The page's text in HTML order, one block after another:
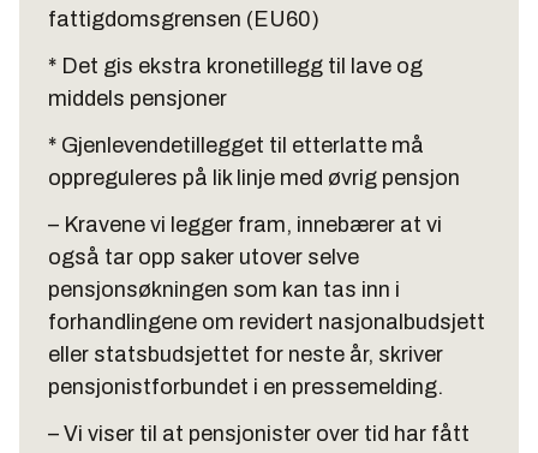
fattigdomsgrensen (EU60)
* Det gis ekstra kronetillegg til lave og
middels pensjoner
* Gjenlevendetillegget til etterlatte må
oppreguleres på lik linje med øvrig pensjon
– Kravene vi legger fram, innebærer at vi
også tar opp saker utover selve
pensjonsøkningen som kan tas inn i
forhandlingene om revidert nasjonalbudsjett
eller statsbudsjettet for neste år, skriver
pensjonistforbundet i en pressemelding.
– Vi viser til at pensjonister over tid har fått